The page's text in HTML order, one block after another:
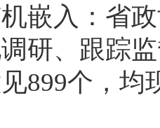
嵌入：省
研、跟踪
899个，